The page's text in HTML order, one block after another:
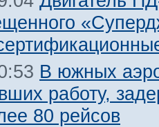
В южных
работу,
80 рейсов